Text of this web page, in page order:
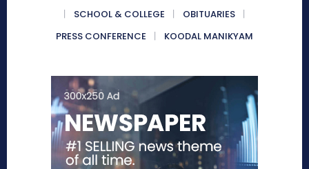
SCHOOL & COLLEGE
OBITUARIES
PRESS CONFERENCE
KOODAL MANIKYAM